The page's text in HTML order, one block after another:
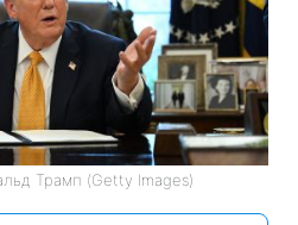
Трамп (Getty Images)